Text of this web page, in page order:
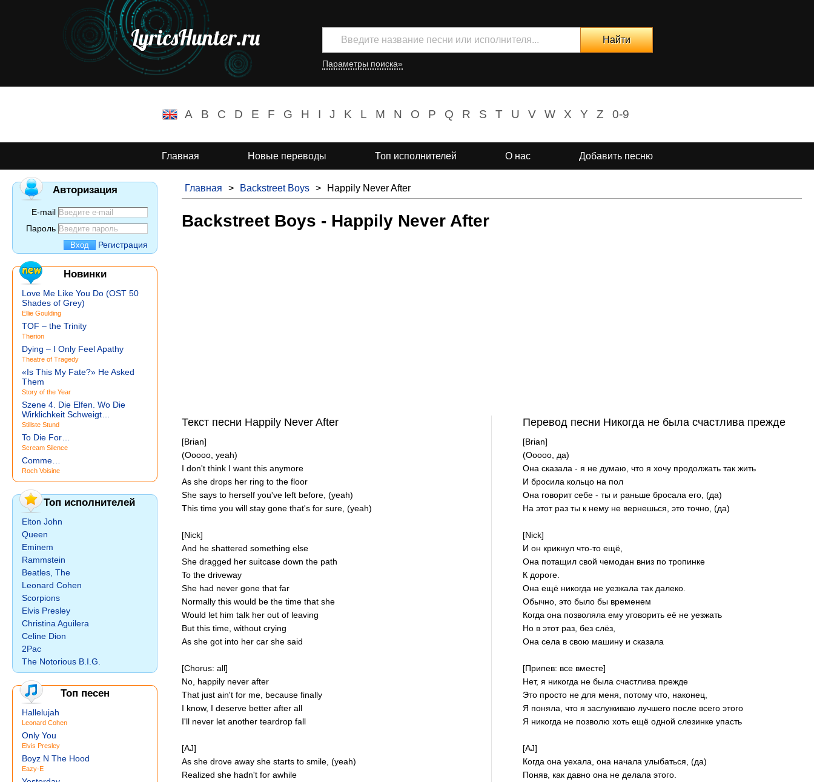
LyricsHunter.ru
Параметры поиска»
A B C D E F G H I J K L M N O P Q R S T U V W X Y Z 0-9
Главная Новые переводы Топ исполнителей О нас Добавить песню
Главная > Backstreet Boys > Happily Never After
Backstreet Boys - Happily Never After
Текст песни Happily Never After
[Brian]
(Ooooo, yeah)
I don't think I want this anymore
As she drops her ring to the floor
She says to herself you've left before, (yeah)
This time you will stay gone that's for sure, (yeah)
[Nick]
And he shattered something else
She dragged her suitcase down the path
To the driveway
She had never gone that far
Normally this would be the time that she
Would let him talk her out of leaving
But this time, without crying
As she got into her car she said
[Chorus: all]
No, happily never after
That just ain't for me, because finally
I know, I deserve better after all
I'll never let another teardrop fall
[AJ]
As she drove away she starts to smile, (yeah)
Realized she hadn't for awhile
Перевод песни Никогда не была счастлива прежде
[Brian]
(Ооооо, да)
Она сказала - я не думаю, что я хочу продолжать так жить
И бросила кольцо на пол
Она говорит себе - ты и раньше бросала его, (да)
На этот раз ты к нему не вернешься, это точно, (да)
[Nick]
И он крикнул что-то ещё,
Она потащил свой чемодан вниз по тропинке
К дороге.
Она ещё никогда не уезжала так далеко.
Обычно, это было бы временем
Когда она позволяла ему уговорить её не уезжать
Но в этот раз, без слёз,
Она села в свою машину и сказала
[Припев: все вместе]
Нет, я никогда не была счастлива прежде
Это просто не для меня, потому что, наконец,
Я поняла, что я заслуживаю лучшего после всего этого
Я никогда не позволю хоть ещё одной слезинке упасть
[AJ]
Когда она уехала, она начала улыбаться, (да)
Поняв, как давно она не делала этого.
Авторизация
E-mail
Пароль
Регистрация
Новинки
Love Me Like You Do (OST 50
Shades of Grey)
Ellie Goulding
TOF – the Trinity
Therion
Dying – I Only Feel Apathy
Theatre of Tragedy
«Is This My Fate?» He Asked
Them
Story of the Year
Szene 4. Die Elfen. Wo Die
Wirklichkeit Schweigt…
Stillste Stund
To Die For…
Scream Silence
Comme…
Roch Voisine
Топ исполнителей
Elton John
Queen
Eminem
Rammstein
Beatles, The
Leonard Cohen
Scorpions
Elvis Presley
Christina Aguilera
Celine Dion
2Pac
The Notorious B.I.G.
Топ песен
Hallelujah
Leonard Cohen
Only You
Elvis Presley
Boyz N The Hood
Eazy-E